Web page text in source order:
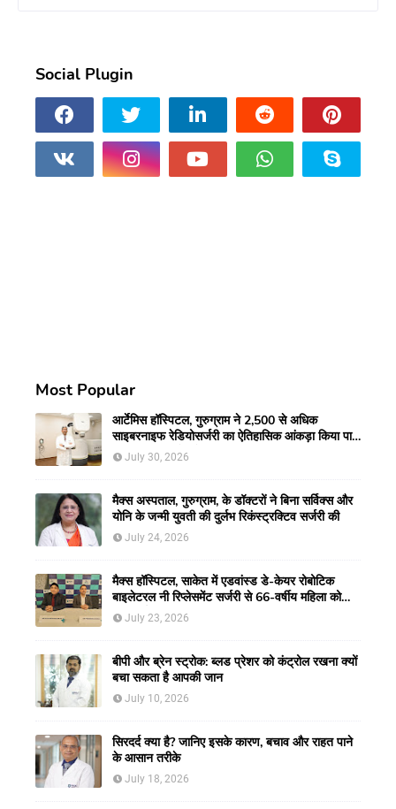
Social Plugin
Most Popular
आर्टेमिस हॉस्पिटल, गुरुग्राम ने 2,500 से अधिक
साइबरनाइफ रेडियोसर्जरी का ऐतिहासिक आंकड़ा किया पार,
प्रिसिशन ट्रीटमेंट में मजबूत की अपनी अग्रणी पहचान
July 30, 2026
मैक्स अस्पताल, गुरुग्राम, के डॉक्टरों ने बिना सर्विक्स और
योनि के जन्मी युवती की दुर्लभ रिकंस्ट्रक्टिव सर्जरी की
July 24, 2026
मैक्स हॉस्पिटल, साकेत में एडवांस्ड डे-केयर रोबोटिक
बाइलेटरल नी रिप्लेसमेंट सर्जरी से 66-वर्षीय महिला को
मिली नई गतिशीलता
July 23, 2026
बीपी और ब्रेन स्ट्रोक: ब्लड प्रेशर को कंट्रोल रखना क्यों
बचा सकता है आपकी जान
July 10, 2026
सिरदर्द क्या है? जानिए इसके कारण, बचाव और राहत पाने
के आसान तरीके
July 18, 2026